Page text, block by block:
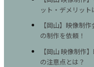
ット・デメリット
【岡山】映像制
の制作を依頼！
【岡山 映像制作
の注意点とは？